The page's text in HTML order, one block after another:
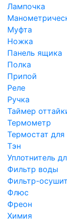
Лампочка
Муфта
Ножка
Панель ящика
Полка
Припой
Реле
Ручка
Таймер
Термометр
Термостат
Тэн
Уплотнитель
Фильтр воды
Фильтр-
Флюс
Фреон
Химия